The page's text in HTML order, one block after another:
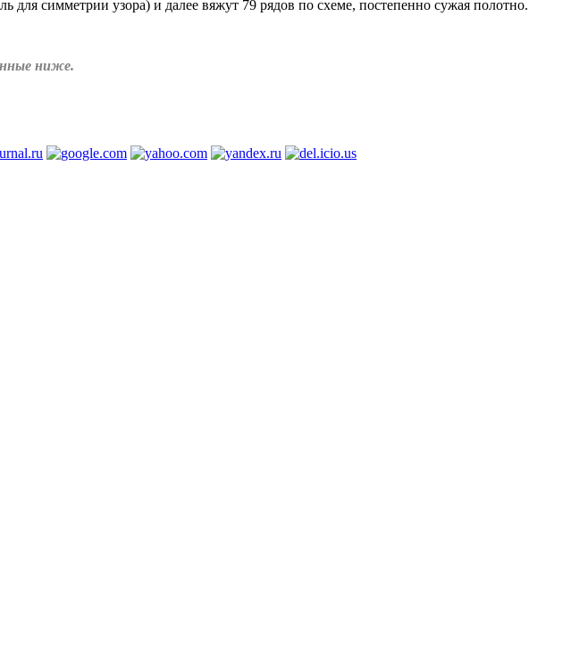
симметрии узора) и далее вяжут 79 рядов по схеме, постепенно сужая полотно.
ниже.